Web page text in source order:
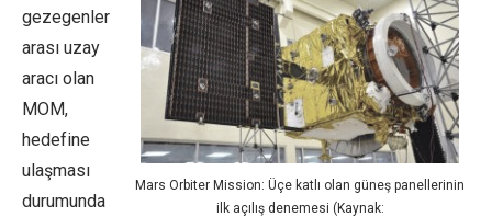
Mars Orbiter Mission: Üçe katlı olan güneş panellerinin
ilk açılış denemesi (Kaynak:
gezegenler
arası uzay
aracı olan
MOM,
hedefine
ulaşması
durumunda